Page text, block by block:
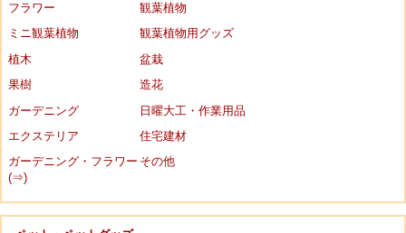
フラワー
観葉植物
ミニ観葉植物
観葉植物用グッズ
植木
盆栽
果樹
造花
ガーデニング
日曜大工・作業用品
エクステリア
住宅建材
ガーデニング・フラワー
(⇒)
その他